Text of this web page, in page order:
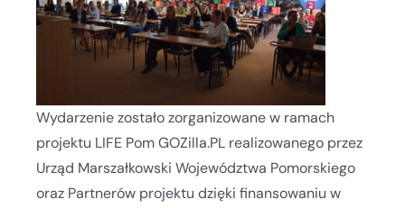
Wydarzenie zostało zorganizowane w ramach
projektu LIFE Pom GOZilla.PL realizowanego przez
Urząd Marszałkowski Województwa Pomorskiego
oraz Partnerów projektu dzięki finansowaniu w